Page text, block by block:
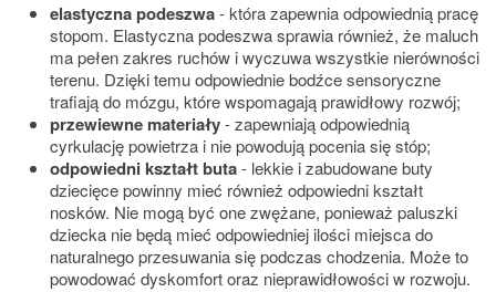
elastyczna podeszwa- która zapewnia odpowiednią pracę
stopom. Elastyczna podeszwa sprawia również, że maluch
ma pełen zakres ruchów i wyczuwa wszystkie nierówności
terenu. Dzięki temu odpowiednie bodźce sensoryczne
trafiają do mózgu, które wspomagają prawidłowy rozwój;
przewiewne materiały- zapewniają odpowiednią
cyrkulację powietrza i nie powodują pocenia się stóp;
odpowiedni kształt buta- lekkie i zabudowane buty
dziecięce powinny mieć również odpowiedni kształt
nosków. Nie mogą być one zwężane, ponieważ paluszki
dziecka nie będą mieć odpowiedniej ilości miejsca do
naturalnego przesuwania się podczas chodzenia. Może to
powodować dyskomfort oraz nieprawidłowości w rozwoju.